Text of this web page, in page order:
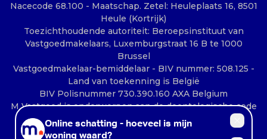
Nacecode 68.100 - Maatschap. Zetel: Heuleplaats 16, 8501
Heule (Kortrijk)
Toezichthoudende autoriteit: Beroepsinstituut van
Vastgoedmakelaars, Luxemburgstraat 16 B te 1000
Brussel
Vastgoedmakelaar-bemiddelaar - BIV nummer: 508.125 -
Land van toekenning is België
BIV Polisnummer 730.390.160 AXA Belgium
M Vastgoed is onderworpen aan de deontologische code
van het BIV: www.biv.be/plichtenleer
© 2026 M VASTGOED - HEULE |
Developed by Zabun